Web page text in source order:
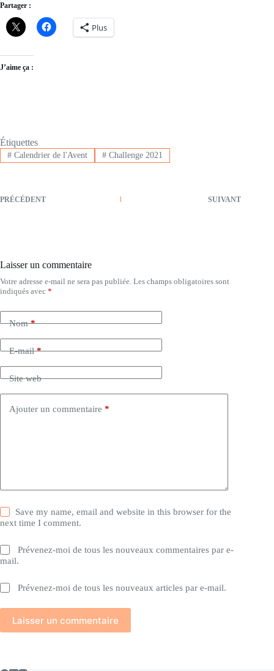
Partager :
Plus
J’aime ça :
Étiquettes
#Calendrier de l'Avent #Challenge 2021
PRÉCÉDENT SUIVANT
Laisser un commentaire
Votre adresse e-mail ne sera pas publiée. Les champs obligatoires sont
indiqués avec *
Nom*
E-mail*
Site web
Ajouter un commentaire *
Save my name, email and website in this browser for the
next time I comment.
Prévenez-moi de tous les nouveaux commentaires par e-
mail.
Prévenez-moi de tous les nouveaux articles par e-mail.
Laisser un commentaire